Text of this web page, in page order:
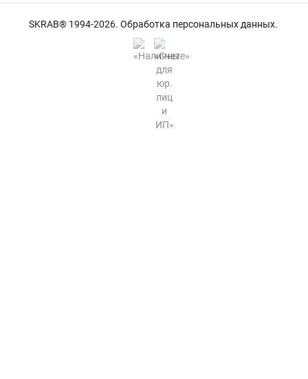
SKRAB® 1994-2026. Обработка персональных данных.